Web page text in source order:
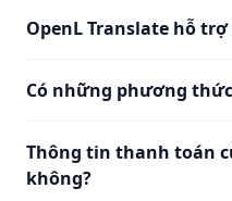
OpenL Translate hỗ
Có những phương
Thông tin thanh toán
không?